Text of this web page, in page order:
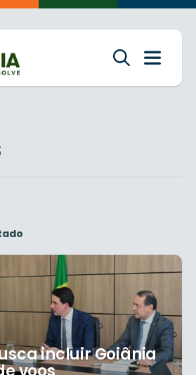
incluir Goiânia